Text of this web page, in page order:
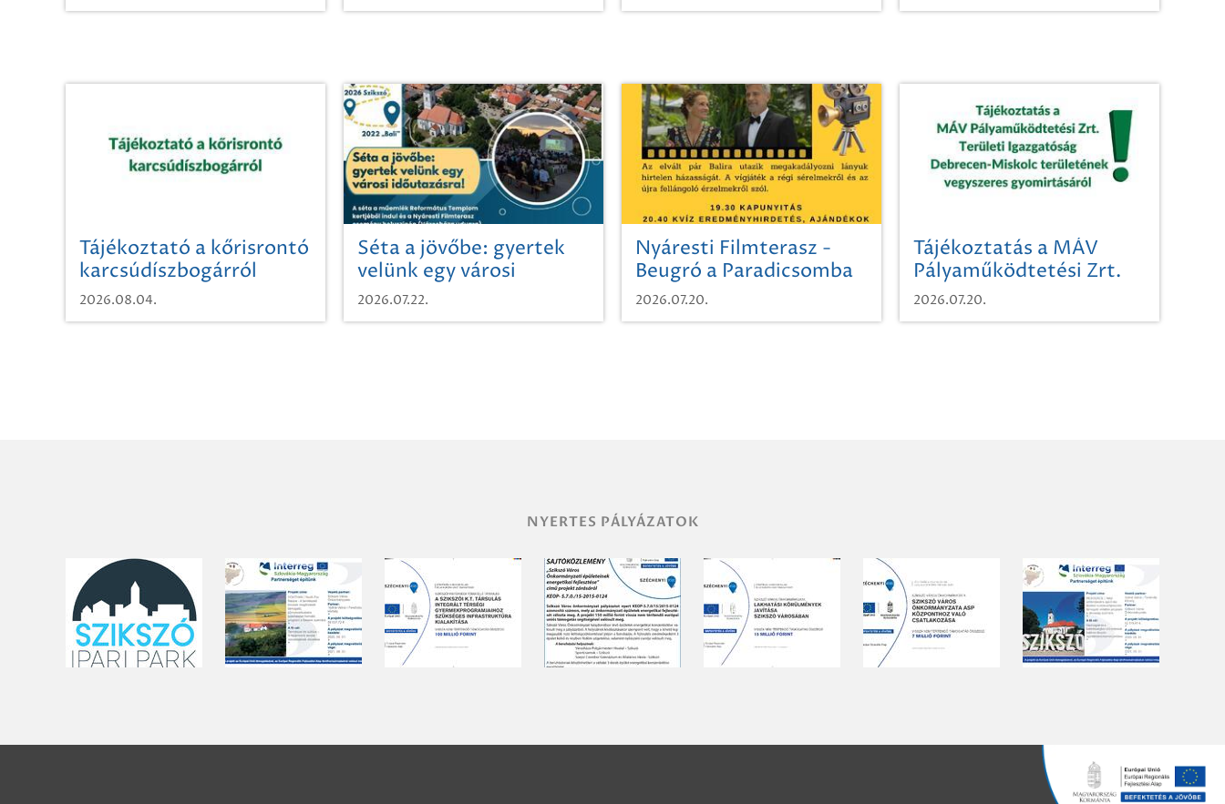
Tájékoztató a kőrisrontó
karcsúdíszbogárról
2026.08.04.
Séta a jövőbe: gyertek
velünk egy városi
időutazásra!
2026.07.22.
Nyáresti Filmterasz -
Beugró a Paradicsomba
2026.07.20.
Tájékoztatás a MÁV
Pályaműködtetési Zrt.
Területi Igazgatóság
Debrecen-Miskolc
2026.07.20.
NYERTES PÁLYÁZATOK